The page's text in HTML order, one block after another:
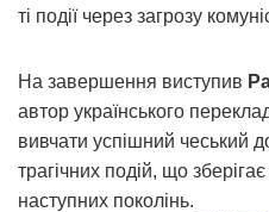
ті події через загрозу
На завершення виступив
автор українського
вивчати успішний чеський
трагічних подій, що
наступних поколінь.